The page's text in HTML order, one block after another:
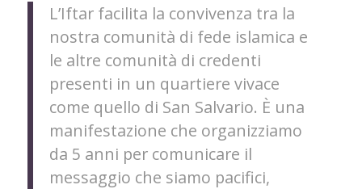
L’Iftar facilita la convivenza tra la
nostra comunità di fede islamica e
le altre comunità di credenti
presenti in un quartiere vivace
come quello di San Salvario. È una
manifestazione che organizziamo
da 5 anni per comunicare il
messaggio che siamo pacifici,